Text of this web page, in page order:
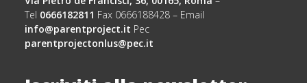
Tel 0666182811 Fax 0666188428 – Email
info@parentproject.it Pec
parentprojectonlus@pec.it